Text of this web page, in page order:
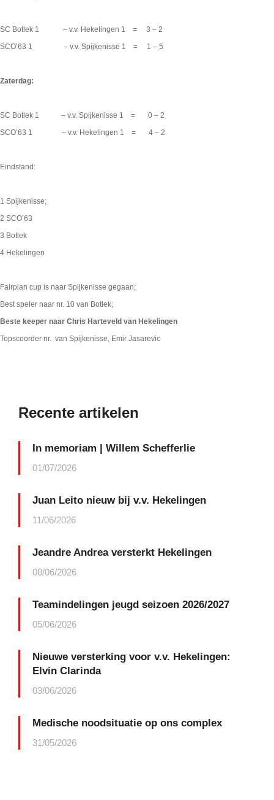
SC Botlek 1 – v.v. Hekelingen 1 = 3 – 2
SCO’63 1 – v.v. Spijkenisse 1 = 1 – 5
Zaterdag:
SC Botlek 1 – v.v. Spijkenisse 1 = 0 – 2
SCO’63 1 – v.v. Hekelingen 1 = 4 – 2
Eindstand:
1 Spijkenisse;
2 SCO’63
3 Botlek
4 Hekelingen
Fairplan cup is naar Spijkenisse gegaan;
Best speler naar nr. 10 van Botlek;
Beste keeper naar Chris Harteveld van Hekelingen
Topscoorder nr. van Spijkenisse, Emir Jasarevic
Recente artikelen
In memoriam | Willem Schefferlie
01/07/2026
Juan Leito nieuw bij v.v. Hekelingen
11/06/2026
Jeandre Andrea versterkt Hekelingen
08/06/2026
Teamindelingen jeugd seizoen 2026/2027
05/06/2026
Nieuwe versterking voor v.v. Hekelingen:
Elvin Clarinda
03/06/2026
Medische noodsituatie op ons complex
31/05/2026